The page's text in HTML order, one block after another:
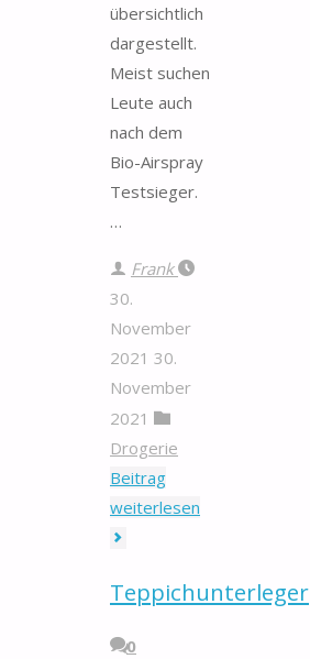
übersichtlich
dargestellt.
Meist suchen
Leute auch
nach dem
Bio-Airspray
Testsieger.
…
Frank
30.
November
2021 30.
November
2021
Drogerie
Beitrag
weiterlesen
Teppichunterleger
0